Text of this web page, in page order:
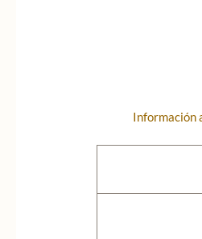
Información